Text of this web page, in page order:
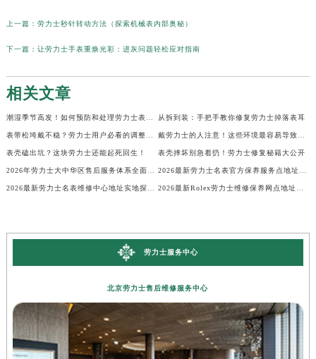
上一篇： 劳力士秒针转动方法（探索机械表内部奥秘）
下一篇： 让劳力士手表重焕光彩：进灰问题轻松应对指南
相关文章
从拆到装：手把手教你修复劳力士掉落表耳
表壳磕出坑？这块劳力士还能起死回生！ 表壳摔坏别急着扔！劳力士修复秘籍大公开
劳力士服务中心
北京劳力士售后维修服务中心